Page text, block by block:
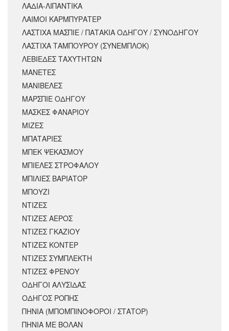
ΛΑΔΙΑ-ΛΙΠΑΝΤΙΚΑ
ΛΑΙΜΟΙ ΚΑΡΜΠΥΡΑΤΕΡ
ΛΑΣΤΙΧΑ ΜΑΣΠΙΕ / ΠΑΤΑΚΙΑ ΟΔΗΓΟΥ / ΣΥΝΟΔΗΓΟΥ
ΛΑΣΤΙΧΑ ΤΑΜΠΟΥΡΟΥ (ΣΥΝΕΜΠΛΟΚ)
ΛΕΒΙΕΔΕΣ ΤΑΧΥΤΗΤΩΝ
ΜΑΝΕΤΕΣ
ΜΑΝΙΒΕΛΕΣ
ΜΑΡΣΠΙΕ ΟΔΗΓΟΥ
ΜΑΣΚΕΣ ΦΑΝΑΡΙΟΥ
ΜΙΖΕΣ
ΜΠΑΤΑΡΙΕΣ
ΜΠΕΚ ΨΕΚΑΣΜΟΥ
ΜΠΙΕΛΕΣ ΣΤΡΟΦΑΛΟΥ
ΜΠΙΛΙΕΣ ΒΑΡΙΑΤΟΡ
ΜΠΟΥΖΙ
ΝΤΙΖΕΣ
ΝΤΙΖΕΣ ΑΕΡΟΣ
ΝΤΙΖΕΣ ΓΚΑΖΙΟΥ
ΝΤΙΖΕΣ ΚΟΝΤΕΡ
ΝΤΙΖΕΣ ΣΥΜΠΛΕΚΤΗ
ΝΤΙΖΕΣ ΦΡΕΝΟΥ
ΟΔΗΓΟΙ ΑΛΥΣΙΔΑΣ
ΟΔΗΓΟΣ ΡΟΠΗΣ
ΠΗΝΙΑ (ΜΠΟΜΠΙΝΟΦΟΡΟΙ / ΣΤΑΤΟΡ)
ΠΗΝΙΑ ΜΕ ΒΟΛΑΝ